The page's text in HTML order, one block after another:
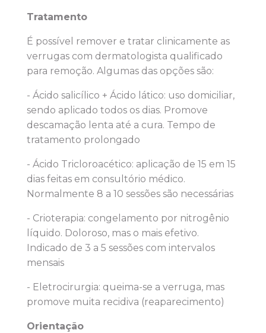
Tratamento
É possível remover e tratar clinicamente as
verrugas com dermatologista qualificado
para remoção. Algumas das opções são:
- Ácido salicílico + Ácido lático: uso domiciliar,
sendo aplicado todos os dias. Promove
descamação lenta até a cura. Tempo de
tratamento prolongado
- Ácido Tricloroacético: aplicação de 15 em 15
dias feitas em consultório médico.
Normalmente 8 a 10 sessões são necessárias
- Crioterapia: congelamento por nitrogênio
líquido. Doloroso, mas o mais efetivo.
Indicado de 3 a 5 sessões com intervalos
mensais
- Eletrocirurgia: queima-se a verruga, mas
promove muita recidiva (reaparecimento)
Orientação